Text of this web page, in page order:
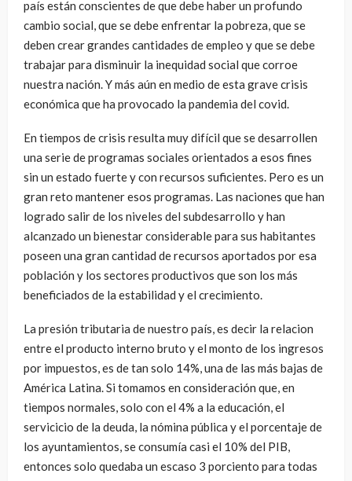
país están conscientes de que debe haber un profundo
cambio social, que se debe enfrentar la pobreza, que se
deben crear grandes cantidades de empleo y que se debe
trabajar para disminuir la inequidad social que corroe
nuestra nación. Y más aún en medio de esta grave crisis
económica que ha provocado la pandemia del covid.
En tiempos de crisis resulta muy difícil que se desarrollen
una serie de programas sociales orientados a esos fines
sin un estado fuerte y con recursos suficientes. Pero es un
gran reto mantener esos programas. Las naciones que han
logrado salir de los niveles del subdesarrollo y han
alcanzado un bienestar considerable para sus habitantes
poseen una gran cantidad de recursos aportados por esa
población y los sectores productivos que son los más
beneficiados de la estabilidad y el crecimiento.
La presión tributaria de nuestro país, es decir la relacion
entre el producto interno bruto y el monto de los ingresos
por impuestos, es de tan solo 14%, una de las más bajas de
América Latina. Si tomamos en consideración que, en
tiempos normales, solo con el 4% a la educación, el
servicicio de la deuda, la nómina pública y el porcentaje de
los ayuntamientos, se consumía casi el 10% del PIB,
entonces solo quedaba un escaso 3 porciento para todas